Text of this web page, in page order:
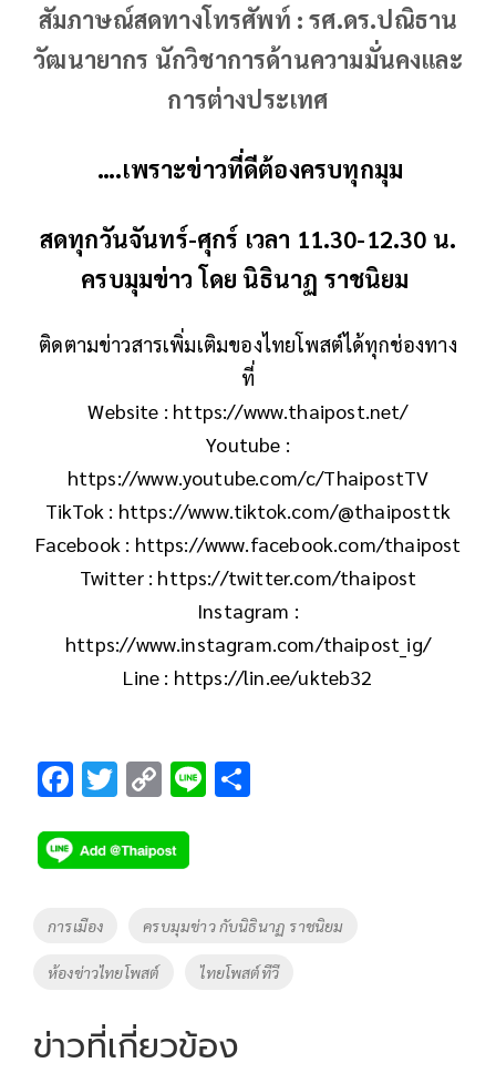
สัมภาษณ์สดทางโทรศัพท์ : รศ.ดร.ปณิธาน
วัฒนายากร นักวิชาการด้านความมั่นคงและ
การต่างประเทศ
….เพราะข่าวที่ดีต้องครบทุกมุม
สดทุกวันจันทร์-ศุกร์ เวลา 11.30-12.30 น.
ครบมุมข่าว โดย นิธินาฏ ราชนิยม
ติดตามข่าวสารเพิ่มเติมของไทยโพสต์ได้ทุกช่องทาง
ที่
Website : https://www.thaipost.net/
Youtube :
https://www.youtube.com/c/ThaipostTV
TikTok : https://www.tiktok.com/@thaiposttk
Facebook : https://www.facebook.com/thaipost
Twitter : https://twitter.com/thaipost
Instagram :
https://www.instagram.com/thaipost_ig/
Line : https://lin.ee/ukteb32
F
e
b
o
o
k
T
tt
er
C
p
y
Li
Li
Tags
การเมือง ครบมุมข่าว กับนิธินาฏ ราชนิยม
ห้องข่าวไทยโพสต์ ไทยโพสต์ทีวี
ข่าวที่เกี่ยวข้อง